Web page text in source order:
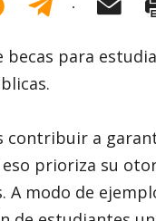
becas para
contribuir a
prioriza su
A modo de